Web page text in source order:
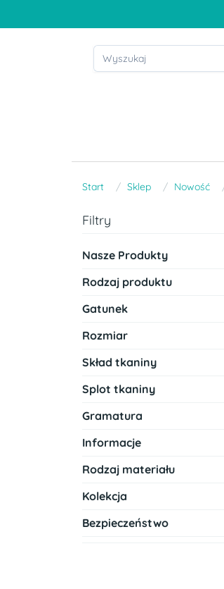
Start Sklep Nowość
Filtry
Nasze Produkty
Rodzaj produktu
Gatunek
Rozmiar
Skład tkaniny
Splot tkaniny
Gramatura
Informacje
Rodzaj materiału
Kolekcja
Bezpieczeństwo